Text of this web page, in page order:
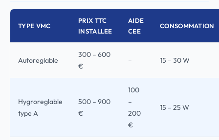
TYPE VMC
PRIX TTC
INSTALLEE
AIDE
CEE
CONSOMMATION
Autoreglable
300 – 600
€
– 15 – 30 W
Hygroreglable
type A
500 – 900
€
100
–
200
€
15 – 25 W